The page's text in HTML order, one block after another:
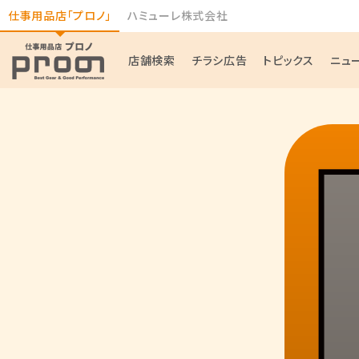
仕事用品店「プロノ」 ハミューレ株式会社
店舗検索 チラシ広告 トピックス ニュ